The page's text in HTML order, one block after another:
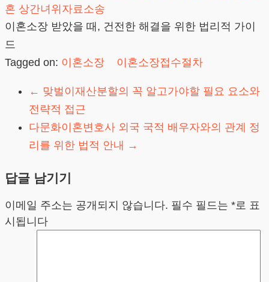
혼 상간녀위자료소송
이혼소장 받았을 때, 건전한 해결을 위한 법리적 가이
드
Tagged on: 이혼소장 이혼소장접수절차
← 맞벌이재산분할의 꼭 알고가야할 필요 요소와
전략적 접근
다문화이혼변호사 외국 국적 배우자와의 관계 정
리를 위한 법적 안내 →
답글 남기기
이메일 주소는 공개되지 않습니다. 필수 필드는 *로 표
시됩니다